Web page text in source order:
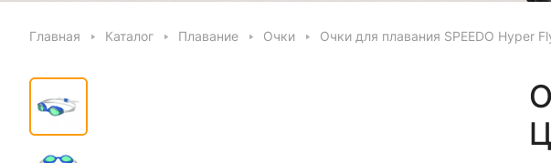
Главная Каталог Плавание Очки Очки для плавания SPEEDO Hyper